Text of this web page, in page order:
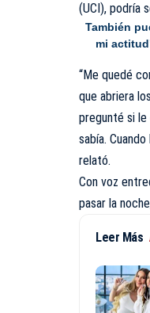
(UCI), podría
También
mi
“Me quedé
que abriera
pregunté si le
sabía.
relató.
Con voz
pasar la
Leer Más